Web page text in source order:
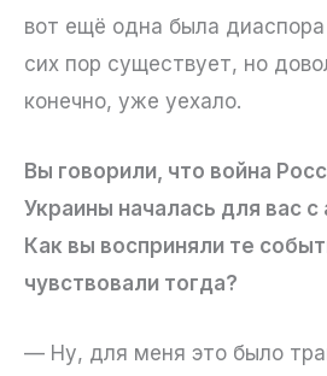
вот ещё одна была
сих пор существует, но
конечно, уже уехало.
Вы говорили, что война
Украины началась для вас
Как вы восприняли те
чувствовали тогда?
— Ну, для меня это было